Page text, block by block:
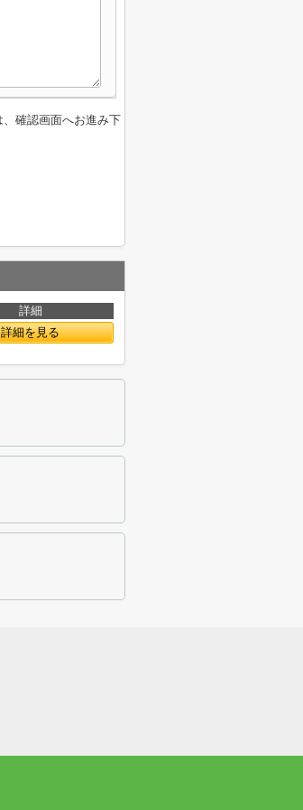
確認画面へお進み下
詳細
詳細を見る